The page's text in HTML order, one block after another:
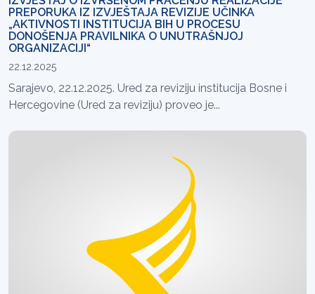
PREPORUKA IZ IZVJEŠTAJA REVIZIJE UČINKA
„AKTIVNOSTI INSTITUCIJA BIH U PROCESU
DONOŠENJA PRAVILNIKA O UNUTRAŠNJOJ
ORGANIZACIJI“
22.12.2025
Sarajevo, 22.12.2025. Ured za reviziju institucija Bosne i
Hercegovine (Ured za reviziju) proveo je...